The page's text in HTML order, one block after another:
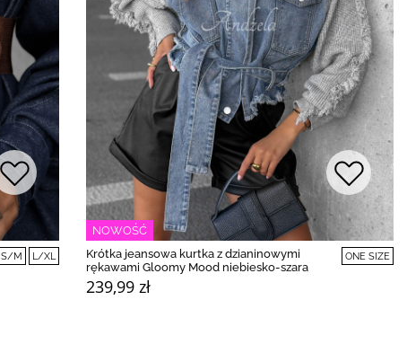
S/M L/XL
NOWOŚĆ
Krótka jeansowa kurtka z dzianinowymi
rękawami Gloomy Mood niebiesko-szara
239,99 zł
ONE SIZE